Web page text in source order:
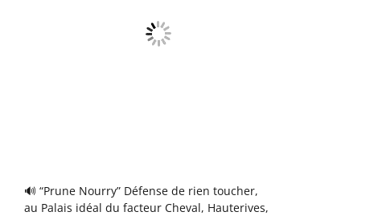
🔊 “Prune Nourry” Défense de rien toucher,
au Palais idéal du facteur Cheval, Hauterives,